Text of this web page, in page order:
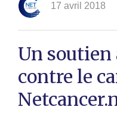
17 avril 2018
Un soutien
contre le